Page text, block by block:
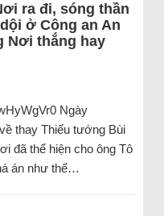
ra đi, sóng thần
ở Công an An
Nơi thắng hay
Ngày
thay Thiếu tướng Bùi
đã thể hiện cho ông Tô
án như thế…